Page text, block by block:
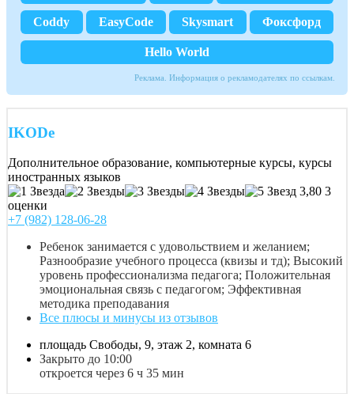
Coddy EasyCode Skysmart Фоксфорд
Hello World
Реклама. Информация о рекламодателях по ссылкам.
IKODe
Дополнительное образование, компьютерные курсы, курсы
иностранных языков
3,80 3
оценки
+7 (982) 128-06-28
Ребенок занимается с удовольствием и желанием;
Разнообразие учебного процесса (квизы и тд); Высокий
уровень профессионализма педагога; Положительная
эмоциональная связь с педагогом; Эффективная
методика преподавания
Все плюсы и минусы из отзывов
площадь Свободы, 9, этаж 2, комната 6
Закрыто до 10:00
откроется через 6 ч 35 мин